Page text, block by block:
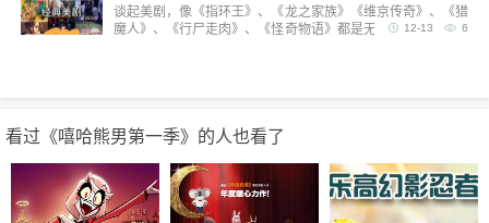
谈起美剧，像《指环王》、《龙之家族》《维京传奇》、《猎
魔人》、《行尸走肉》、《怪奇物语》都是无法复制的经典，
6
12-13
看过《嘻哈熊男第一季》的人也看了